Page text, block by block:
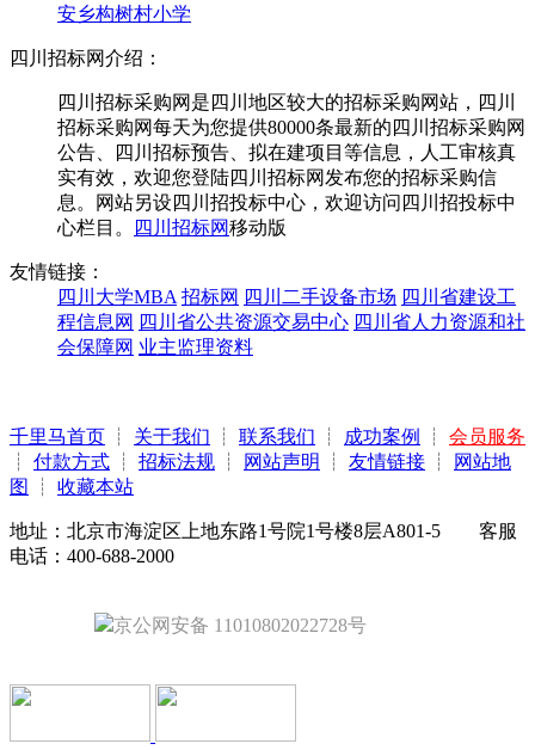
安乡构树村小学
四川招标网介绍：
四川招标采购网是四川地区较大的招标采购网站，四川
招标采购网每天为您提供80000条最新的四川招标采购网
公告、四川招标预告、拟在建项目等信息，人工审核真
实有效，欢迎您登陆四川招标网发布您的招标采购信
息。网站另设四川招投标中心，欢迎访问四川招投标中
心栏目。
四川招标网移动版
友情链接：
四川大学MBA 招标网 四川二手设备市场 四川省建设工
程信息网 四川省公共资源交易中心 四川省人力资源和社
会保障网 业主监理资料
千里马首页 ┊ 关于我们 ┊ 联系我们 ┊ 成功案例 ┊ 会员服务
┊ 付款方式 ┊ 招标法规 ┊ 网站声明 ┊ 友情链接 ┊
网站地
图
┊ 收藏本站
地址：北京市海淀区上地东路1号院1号楼8层A801-5 客服
电话：400-688-2000
京公网安备 11010802022728号